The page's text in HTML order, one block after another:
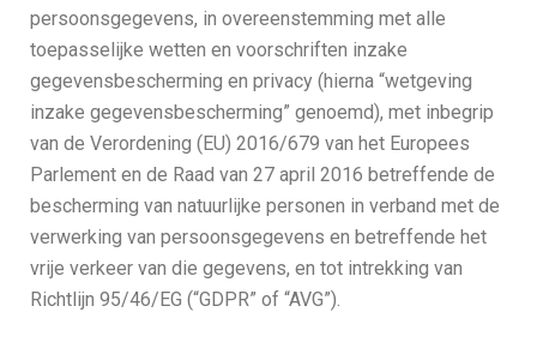
persoonsgegevens, in overeenstemming met alle
toepasselijke wetten en voorschriften inzake
gegevensbescherming en privacy (hierna “wetgeving
inzake gegevensbescherming” genoemd), met inbegrip
van de Verordening (EU) 2016/679 van het Europees
Parlement en de Raad van 27 april 2016 betreffende de
bescherming van natuurlijke personen in verband met de
verwerking van persoonsgegevens en betreffende het
vrije verkeer van die gegevens, en tot intrekking van
Richtlijn 95/46/EG (“GDPR” of “AVG”).